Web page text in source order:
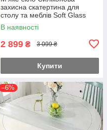
захисна скатертина для
столу та меблів Soft Glass
(3.2х1.0м) товщина 1,5мм
Прозора
В наявності
2 899 ₴ 3 099 ₴
Купити
–6%